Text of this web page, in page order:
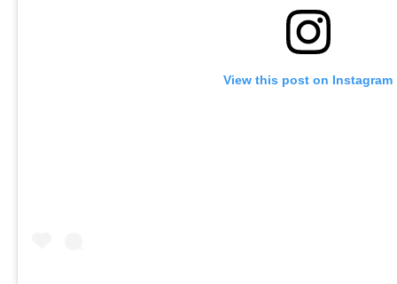
View this post on Instagram